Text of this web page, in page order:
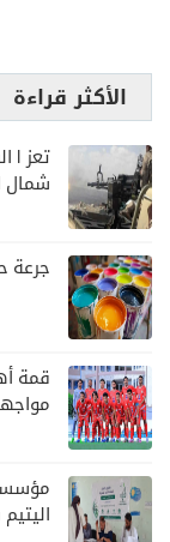
الأكثر قراءة
تعز |
شمال
جرعة
قمة